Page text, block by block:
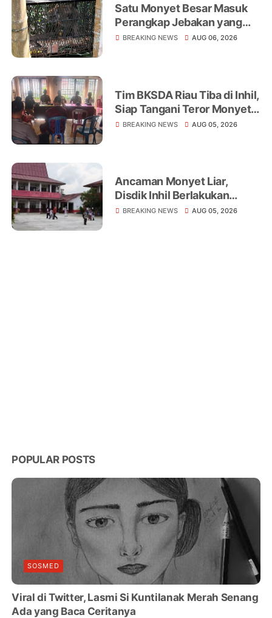
Satu Monyet Besar Masuk
Perangkap Jebakan yang
Dipasang di Belakang
BREAKING NEWS AUG 06, 2026
Tim BKSDA Riau Tiba di Inhil,
Siap Tangani Teror Monyet
Liar yang Telah Melukai 18
BREAKING NEWS AUG 05, 2026
Ancaman Monyet Liar,
Disdik Inhil Berlakukan
Belajar dari Rumah di
BREAKING NEWS AUG 05, 2026
POPULAR POSTS
SOSMED
Viral di Twitter, Lasmi Si Kuntilanak Merah Senang
Ada yang Baca Ceritanya